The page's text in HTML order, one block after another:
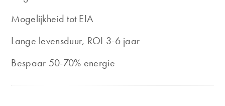
Mogelijkheid tot EIA
Lange levensduur, ROI 3-6 jaar
Bespaar 50-70% energie